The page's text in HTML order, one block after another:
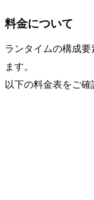
料金について
ランタイムの構成
ます。
以下の料金表をご確